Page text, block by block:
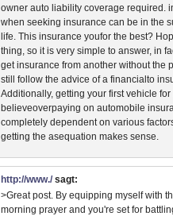
owner auto liability coverage required.
when seeking insurance can be in the
life. This insurance youfor the best?
thing, so it is very simple to answer, in
get insurance from another without the
still follow the advice of a financialto
Additionally, getting your first vehicle
believeoverpaying on automobile
completely dependent on various
getting the asequation makes sense.
http://www./ sagt:
>Great post. By equipping myself with
morning prayer and you're set for